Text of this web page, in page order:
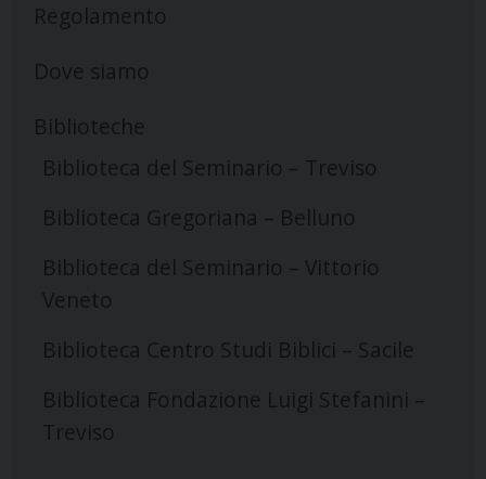
Regolamento
Dove siamo
Biblioteche
Biblioteca del Seminario – Treviso
Biblioteca Gregoriana – Belluno
Biblioteca del Seminario – Vittorio
Veneto
Biblioteca Centro Studi Biblici – Sacile
Biblioteca Fondazione Luigi Stefanini –
Treviso